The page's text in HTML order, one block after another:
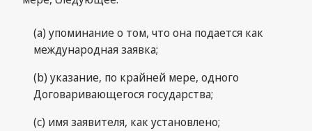
(a) упоминание о том, что она подается как
международная заявка;
(b) указание, по крайней мере, одного
Договаривающегося государства;
(c) имя заявителя, как установлено;